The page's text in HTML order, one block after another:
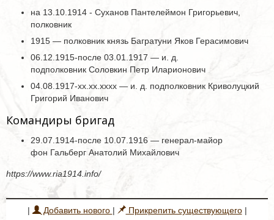
на 13.10.1914 - Суханов Пантелеймон Григорьевич,
полковник
1915 — полковник князь Багратуни Яков Герасимович
06.12.1915-после 03.01.1917 — и. д.
подполковник Соловкин Петр Иларионович
04.08.1917-xx.xx.xxxx — и. д. подполковник Криволуцкий
Григорий Иванович
Командиры бригад
29.07.1914-после 10.07.1916 — генерал-майор
фон Гальберг Анатолий Михайлович
https://www.ria1914.info/
| Добавить нового | Прикрепить существующего|